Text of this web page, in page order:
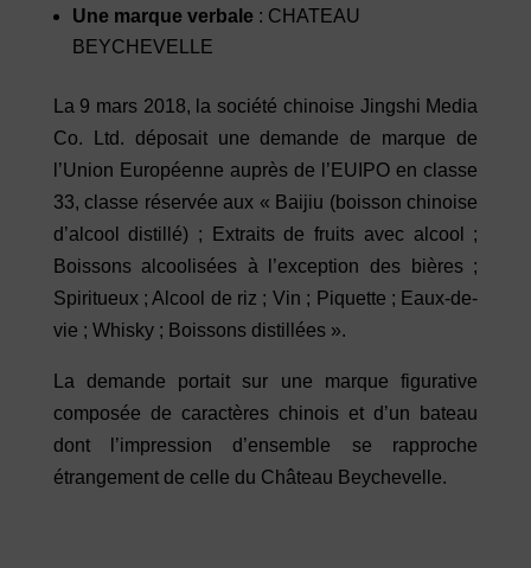
Une marque verbale : CHATEAU
BEYCHEVELLE
La 9 mars 2018, la société chinoise Jingshi Media
Co. Ltd. déposait une demande de marque de
l’Union Européenne auprès de l’EUIPO en classe
33, classe réservée aux « Baijiu (boisson chinoise
d’alcool distillé) ; Extraits de fruits avec alcool ;
Boissons alcoolisées à l’exception des bières ;
Spiritueux ; Alcool de riz ; Vin ; Piquette ; Eaux-de-
vie ; Whisky ; Boissons distillées ».
La demande portait sur une marque figurative
composée de caractères chinois et d’un bateau
dont l’impression d’ensemble se rapproche
étrangement de celle du Château Beychevelle.